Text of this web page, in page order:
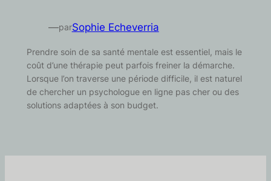
—parSophie Echeverria
Prendre soin de sa santé mentale est essentiel, mais le
coût d’une thérapie peut parfois freiner la démarche.
Lorsque l’on traverse une période difficile, il est naturel
de chercher un psychologue en ligne pas cher ou des
solutions adaptées à son budget.